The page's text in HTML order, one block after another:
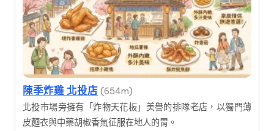
陳季炸雞 北投店 (654m)
北投市場旁擁有「炸物天花板」美譽的排隊老店，以獨門薄
皮麵衣與中藥胡椒香氣征服在地人的胃。